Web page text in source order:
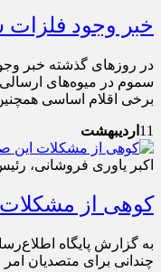
خبر وجود فلزات
در روزهای گذشته خبر
سموم در میوه‌های ارسالی
برخی اقلام اساسی
11 اردیبهشت
اکبر یاوری فروشانی،
کوهی از مشکلات این صنف با
به گزارش پایگاه
چندانی برای متصدیان امر و